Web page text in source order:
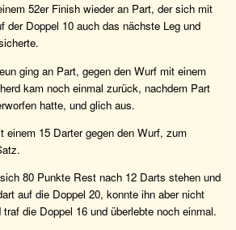
52er Finish wieder an Part, der sich mit
der Doppel 10 auch das nächste Leg und
ging an Part, gegen den Wurf mit einem
kam noch einmal zurück, nachdem Part
hatte, und glich aus.
einem 15 Darter gegen den Wurf, zum
80 Punkte Rest nach 12 Darts stehen und
auf die Doppel 20, konnte ihn aber nicht
die Doppel 16 und überlebte noch einmal.